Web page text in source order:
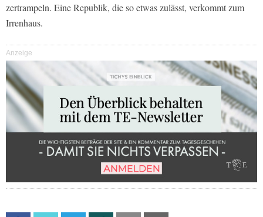
zertrampeln. Eine Republik, die so etwas zulässt, verkommt zum
Irrenhaus.
Anzeige